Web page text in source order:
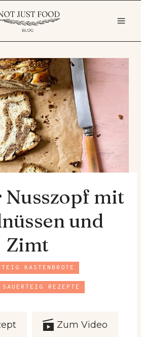
Nusszopf mit
und
Zimt
KASTENBROTE
REZEPTE
Zum Video